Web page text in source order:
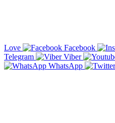
Love
Facebook
Telegram
Viber
WhatsApp